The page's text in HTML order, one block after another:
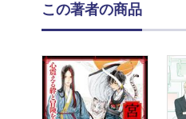
この著者の商品